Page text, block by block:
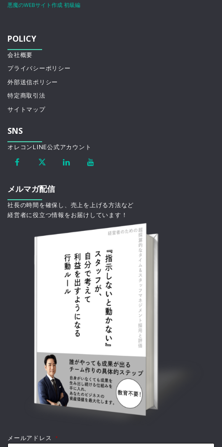
悪魔のWEBサイト作成 初級編
POLICY
会社概要
プライバシーポリシー
外部送信ポリシー
特定商取引法
サイトマップ
SNS
オレコンLINE公式アカウント
メルマガ配信
社長の時間を確保し、売上を上げる方法など
経営者に役立つ情報をお届けしています！
メールアドレス *